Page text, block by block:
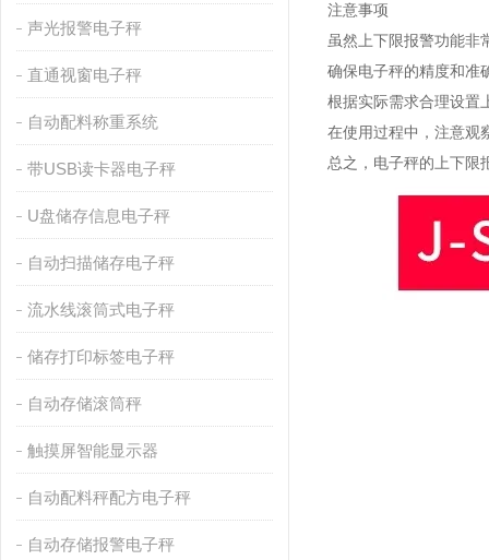
声光报警电子秤
直通视窗电子秤
自动配料称重系统
带USB读卡器电子秤
U盘储存信息电子秤
自动扫描储存电子秤
流水线滚筒式电子秤
储存打印标签电子秤
自动存储滚筒秤
触摸屏智能显示器
自动配料秤配方电子秤
自动存储报警电子秤
注意事项
虽然上下限报警功能非
确保电子秤的精度和准
根据实际需求合理设置
在使用过程中，注意观
总之，电子秤的上下限